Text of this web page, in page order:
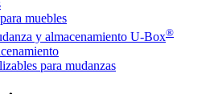
muebles
y almacenamiento U-Box®
para mudanzas